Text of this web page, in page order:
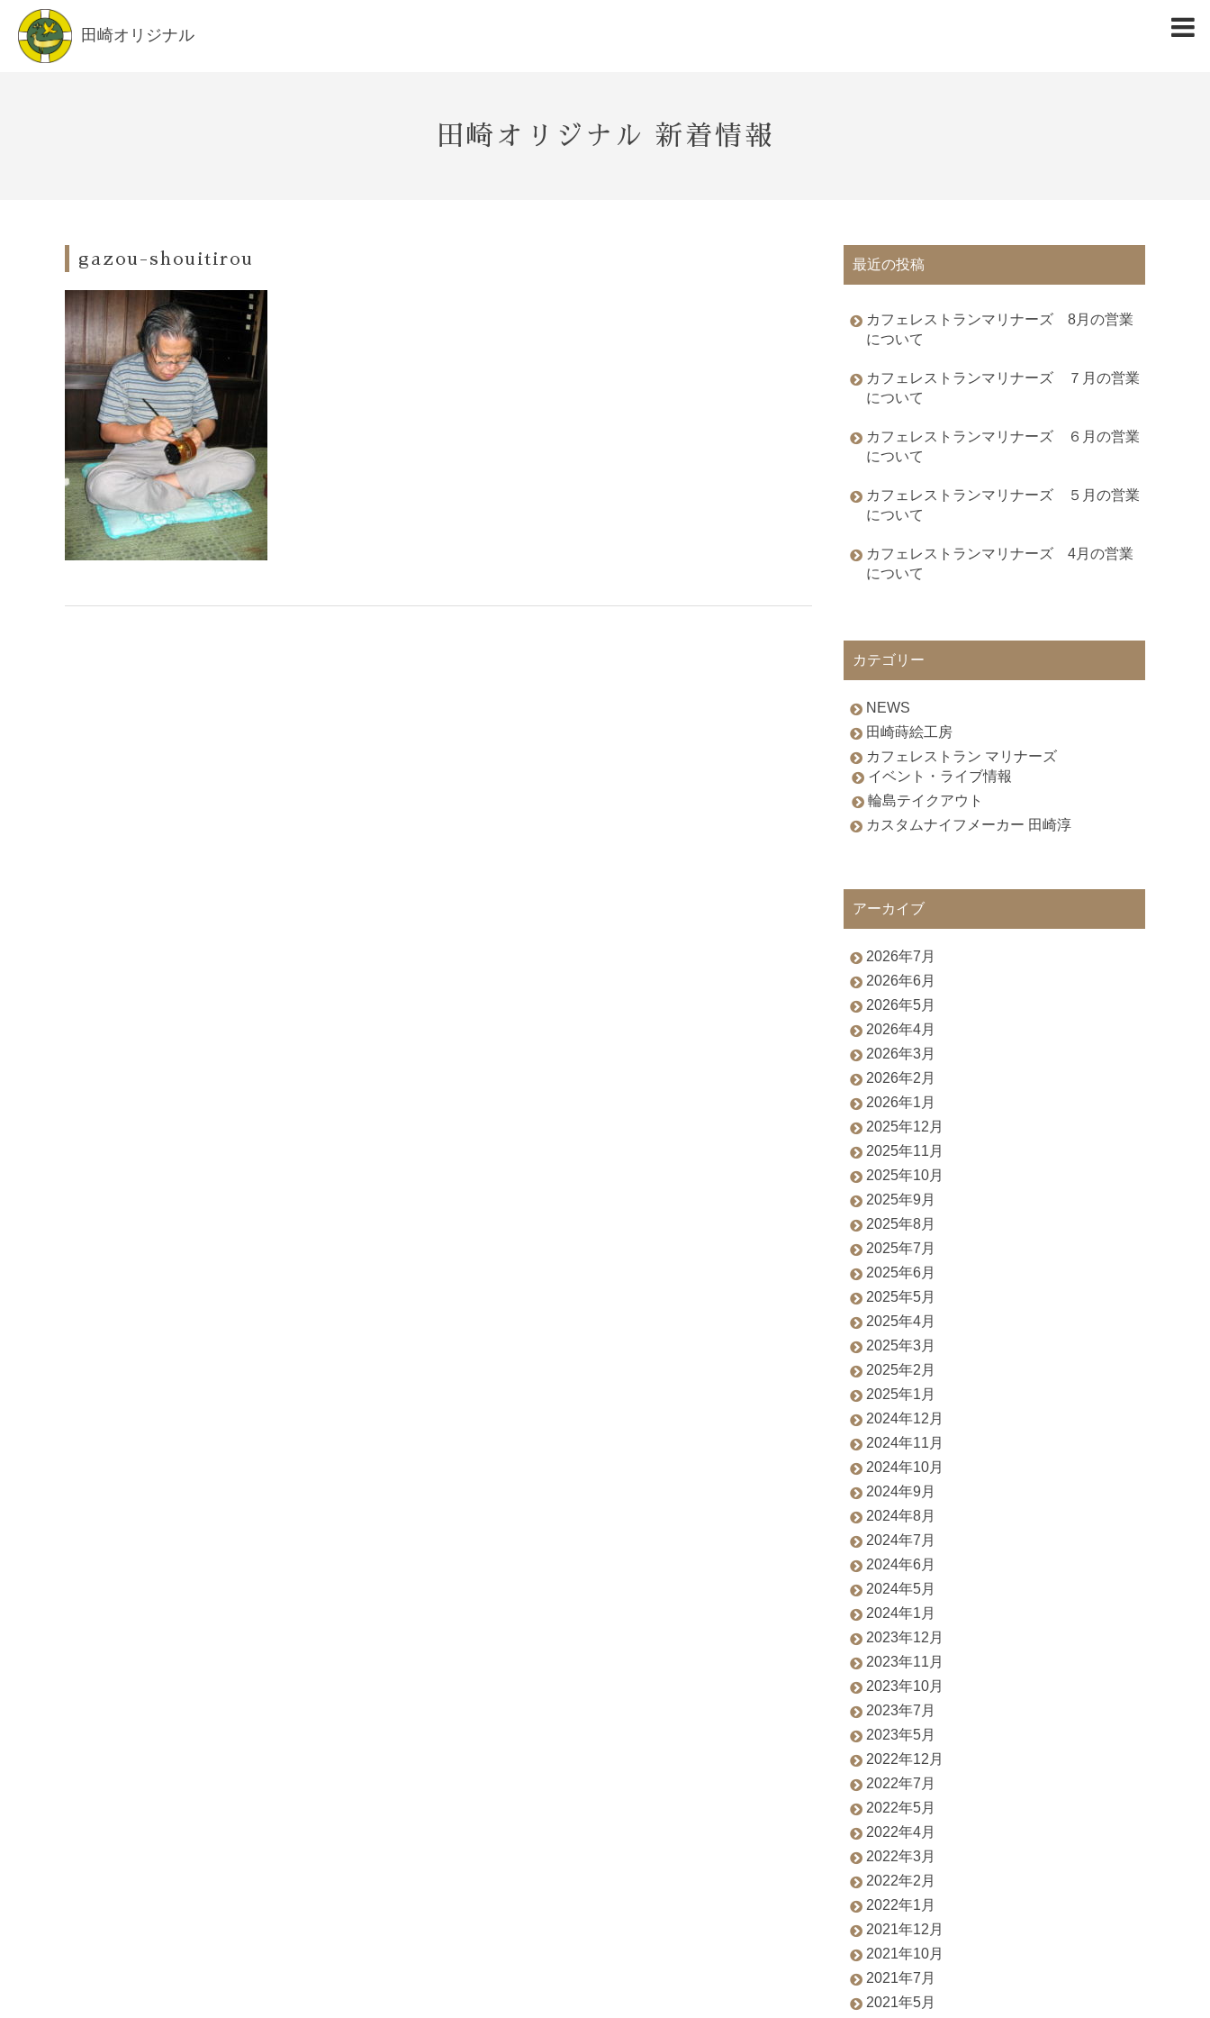
田崎オリジナル
田崎オリジナル 新着情報
gazou-shouitirou 最近の投稿
カフェレストランマリナーズ 8月の営業
について
カフェレストランマリナーズ ７月の営業
について
カフェレストランマリナーズ ６月の営業
について
カフェレストランマリナーズ ５月の営業
について
カフェレストランマリナーズ 4月の営業
について
カテゴリー
NEWS
田崎蒔絵工房
カフェレストラン マリナーズ
イベント・ライブ情報
輪島テイクアウト
カスタムナイフメーカー 田崎淳
アーカイブ
2026年7月
2026年6月
2026年5月
2026年4月
2026年3月
2026年2月
2026年1月
2025年12月
2025年11月
2025年10月
2025年9月
2025年8月
2025年7月
2025年6月
2025年5月
2025年4月
2025年3月
2025年2月
2025年1月
2024年12月
2024年11月
2024年10月
2024年9月
2024年8月
2024年7月
2024年6月
2024年5月
2024年1月
2023年12月
2023年11月
2023年10月
2023年7月
2023年5月
2022年12月
2022年7月
2022年5月
2022年4月
2022年3月
2022年2月
2022年1月
2021年12月
2021年10月
2021年7月
2021年5月